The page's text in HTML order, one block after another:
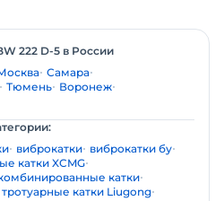
222 D-5 в России
Самара
Тюмень Воронеж
виброкатки виброкатки бу
катки XCMG
катки
тротуарные катки Liugong